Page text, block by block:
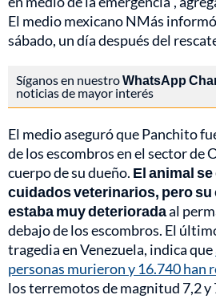
El medio mexicano NMás
sábado, un día después del
Síganos en nuestroWhatsApp
noticias de mayor interés
El medio aseguró que Panchito
de los escombros en el sector de
cuerpo de su dueño. El animal
cuidados veterinarios, pero
estaba muy deterioradaal
debajo de los escombros. El
tragedia en Venezuela, indica que
personas murieron y 16.740 han
los terremotos de magnitud 7,2 y